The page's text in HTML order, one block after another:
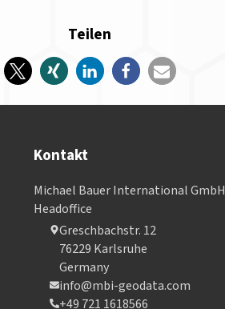
Teilen
Kontakt
Michael Bauer International GmbH
Headoffice
Greschbachstr. 12
76229 Karlsruhe
Germany
info@mbi-geodata.com
+49 721 1618566